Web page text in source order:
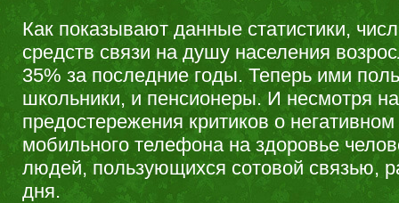
Как показывают данные статистики,
средств связи на душу населения
35% за последние годы. Теперь ими
школьники, и пенсионеры. И несмотря на
предостережения критиков о
мобильного телефона на здоровье
людей, пользующихся сотовой связью,
дня.